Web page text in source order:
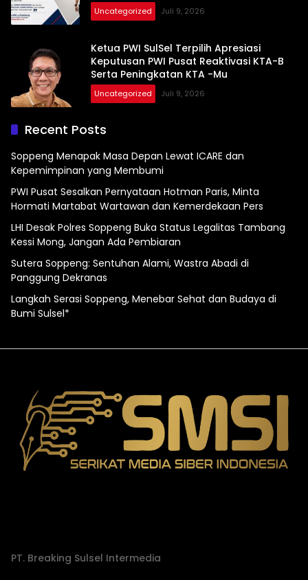
Uncategorized Juli 9, 2026
Ketua PWI SulSel Terpilih Apresiasi
Keputusan PWI Pusat Reaktivasi KTA-B
Serta Peningkatan KTA -Mu
Uncategorized Juli 9, 2026
Recent Posts
Soppeng Menapak Masa Depan Lewat ICARE dan
Kepemimpinan yang Membumi
PWI Pusat Sesalkan Pernyataan Hotman Paris, Minta
Hormati Martabat Wartawan dan Kemerdekaan Pers
LHI Desak Polres Soppeng Buka Status Legalitas Tambang
Kessi Mong, Jangan Ada Pembiaran
Sutera Soppeng: Sentuhan Alami, Wastra Abadi di
Panggung Dekranas
Langkah Serasi Soppeng, Menebar Sehat dan Budaya di
Bumi Sulsel*
PT. Breaking Sulsel Intermedia